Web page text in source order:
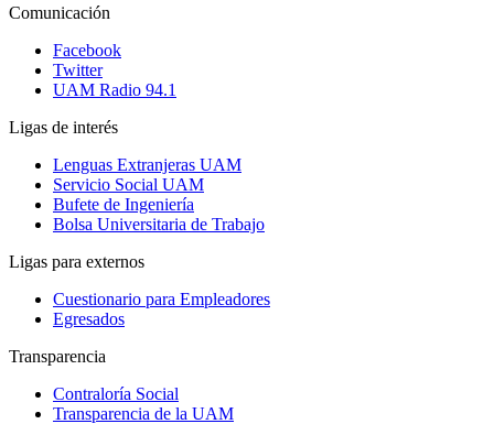
Comunicación
Facebook
Twitter
UAM Radio 94.1
Ligas de interés
Lenguas Extranjeras UAM
Servicio Social UAM
Bufete de Ingeniería
Bolsa Universitaria de Trabajo
Ligas para externos
Cuestionario para Empleadores
Egresados
Transparencia
Contraloría Social
Transparencia de la UAM